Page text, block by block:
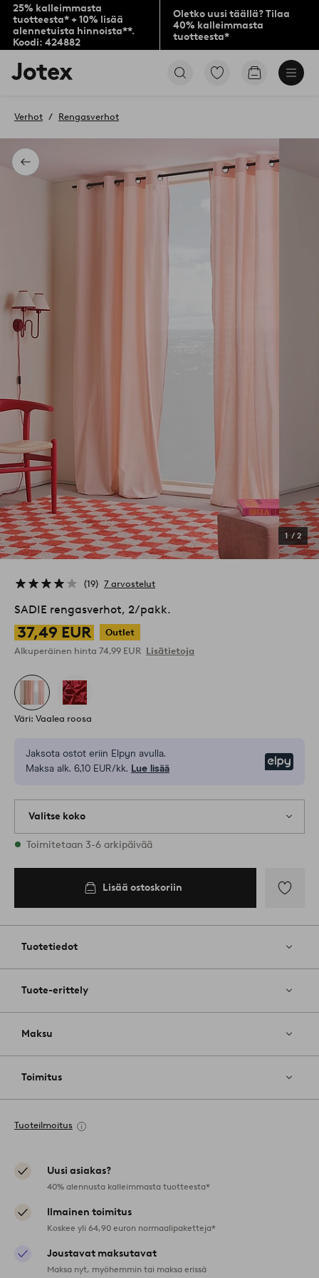
25% kalleimmasta
tuotteesta* + 10% lisää
alennetuista hinnoista**.
Koodi: 424882
Oletko uusi täällä? Tilaa
40% kalleimmasta
tuotteesta*
Jotex-
logo
aloitussivulle
Siirry
Siirry
Takaisin
Verhot Rengasverhot
1 / 2
19 7 arvostelut
SADIE rengasverhot, 2/pakk.
37,49 EUR
Outlet
Alkuperäinen hinta 74,99 EUR Lisätietoja
Väri: Vaalea roosa
Jaksota ostot eriin Elpyn avulla.
Maksa alk. 6,10 EUR/kk. Lue lisää
Valitse koko
2 varastossa olevat koot
Toimitetaan 3-6 arkipäivää
Lisää ostoskoriin
Tuotetiedot
Tuote-erittely
Maksu
Toimitus
Tuoteilmoitus
Uusi asiakas?
40% alennusta kalleimmasta tuotteesta*
Ilmainen toimitus
Koskee yli 64,90 euron normaalipaketteja*
Joustavat maksutavat
Maksa nyt, myöhemmin tai maksa erissä